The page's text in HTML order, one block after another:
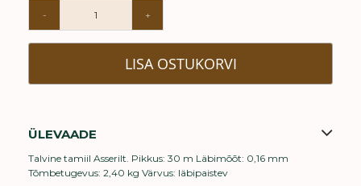
- +
LISA OSTUKORVI
ÜLEVAADE
Talvine tamiil Asserilt. Pikkus: 30 m Läbimõõt: 0,16 mm
Tõmbetugevus: 2,40 kg Värvus: läbipaistev